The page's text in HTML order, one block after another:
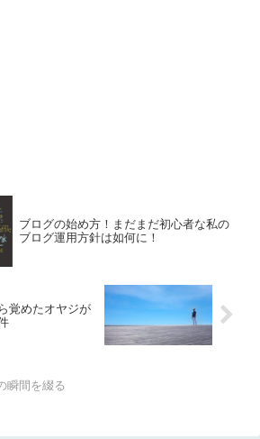
ブログの始め方！まだまだ初心者な私の
ブログ運用方針は如何に！
覚めたオヤジが
瞬間を綴る